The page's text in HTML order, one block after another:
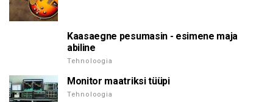
Kaasaegne pesumasin - esimene maja
abiline
Tehnoloogia
Monitor maatriksi tüüpi
Tehnoloogia